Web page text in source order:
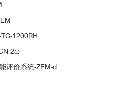
1200RH
2ω
评价系统-ZEM-d